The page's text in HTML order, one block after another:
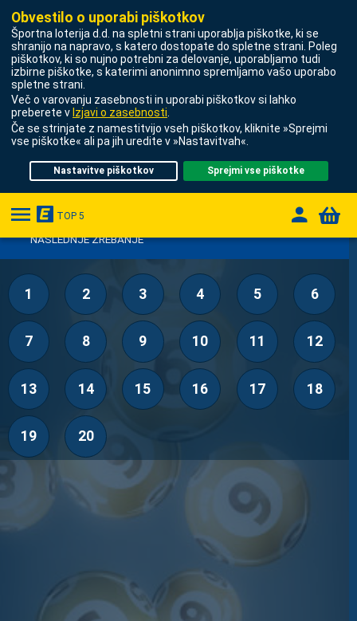
STAVE
V ŽIVO
E-IGRE
LUCKY 7
STAVE NA ŠTEVILKE
NAPOVEDNE IGRE
VIRTUALNE IGRE
PROMOCIJE
24/7 LIVE
Rezultati
Navodila in pomoč
Odgovorno igranje
Obvestilo o uporabi piškotkov
Športna loterija d.d. na spletni strani uporablja piškotke, ki se
shranijo na napravo, s katero dostopate do spletne strani. Poleg
piškotkov, ki so nujno potrebni za delovanje, uporabljamo tudi
izbirne piškotke, s katerimi anonimno spremljamo vašo uporabo
spletne strani.
Več o varovanju zasebnosti in uporabi piškotkov si lahko
preberete v Izjavi o zasebnosti
Če se strinjate z namestitvijo vseh piškotkov, kliknite »Sprejmi
vse piškotke« ali pa jih uredite v »Nastavitvah«.
Nastavitve piškotkov Sprejmi vse piškotke
TOP 5
TOP 5 200.000,00 €
Najvišji dobitek
KROG: 26004315699 | SOB., 08.08.2026 | 05:38
00:03 x 1.000 x 150 x50 x25 x14 x8 x5
x2 x1,50 x1
Hitri izbor s HITRA 5 in HITRA 10
Sistemska napoved z do 12 števili
300.000 EUR
NASLEDNJE ŽREBANJE
1 2 3 4 5 6
7 8 9 10 11 12
13 14 15 16 17 18
19 20